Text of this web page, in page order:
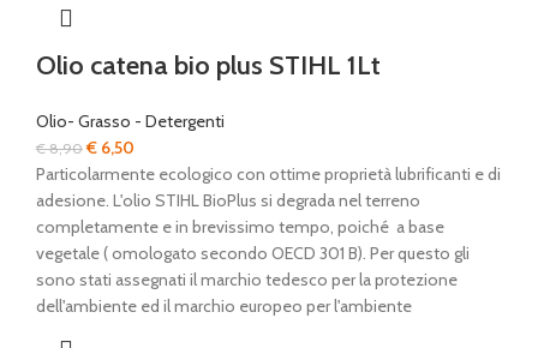
Olio catena bio plus STIHL 1Lt
Olio- Grasso - Detergenti
€8,90Il
prezzo
originale
era:
€ 8,90.
€ 6,50
prezzo
attuale
è:
€ 6,50.
Particolarmente ecologico con ottime proprietà lubrificanti e di
adesione. L'olio STIHL BioPlus si degrada nel terreno
completamente e in brevissimo tempo, poiché a base
vegetale ( omologato secondo OECD 301 B). Per questo gli
sono stati assegnati il marchio tedesco per la protezione
dell'ambiente ed il marchio europeo per l'ambiente